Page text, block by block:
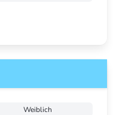
Weiblich